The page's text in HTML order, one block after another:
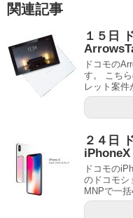
関連記事
１５日
ドコモの
す。 こち
レット案件
２４日
iPhoneX
ドコモの
のドコモシ
MNPで一